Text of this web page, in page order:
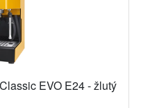
EVO E24 - žlutý